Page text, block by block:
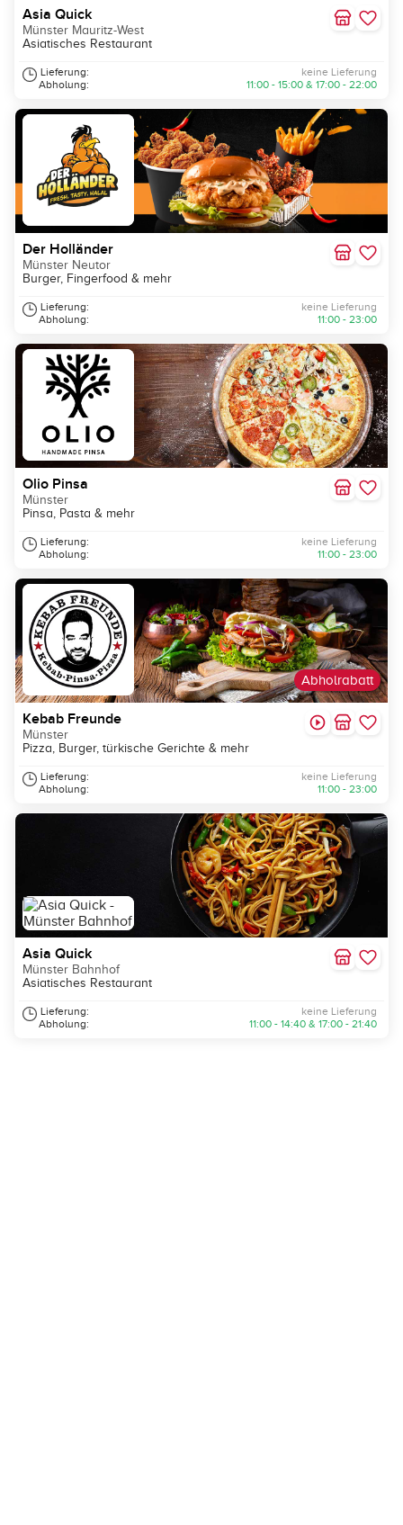
Asia Quick
Münster Mauritz-West
Asiatisches Restaurant
Lieferung:
Abholung:
keine Lieferung
11:00 - 15:00 & 17:00 - 22:00
Der Holländer
Münster Neutor
Burger, Fingerfood & mehr
Lieferung:
Abholung:
keine Lieferung
11:00 - 23:00
Olio Pinsa
Münster
Pinsa, Pasta & mehr
Lieferung:
Abholung:
keine Lieferung
11:00 - 23:00
Abholrabatt
Kebab Freunde
Münster
Pizza, Burger, türkische Gerichte & mehr
Lieferung:
Abholung:
keine Lieferung
11:00 - 23:00
Asia Quick
Münster Bahnhof
Asiatisches Restaurant
Lieferung:
Abholung:
keine Lieferung
11:00 - 14:40 & 17:00 - 21:40